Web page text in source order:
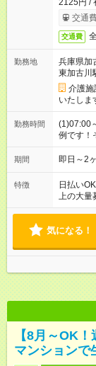
2125円
日収例
交通
交通費
勤務地
兵庫県加
東加古川
介護
いたしま
勤務時間
(1)07:00～
例です！
期間 即日～2
特徴 日払いOK
上の大量
気になる！
【8月～OK
マンションで